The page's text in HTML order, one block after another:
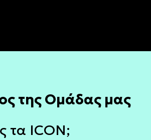
της Ομάδας μας
τα ICON;